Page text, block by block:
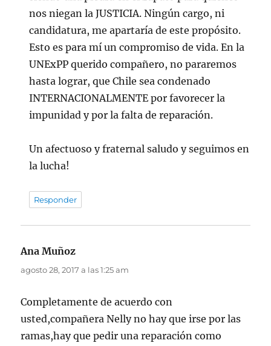
nos niegan la JUSTICIA. Ningún cargo, ni
candidatura, me apartaría de este propósito.
Esto es para mí un compromiso de vida. En la
UNExPP querido compañero, no pararemos
hasta lograr, que Chile sea condenado
INTERNACIONALMENTE por favorecer la
impunidad y por la falta de reparación.
Un afectuoso y fraternal saludo y seguimos en
la lucha!
Responder
Ana Muñoz
agosto 28, 2017 a las 1:25 am
Completamente de acuerdo con
usted,compañera Nelly no hay que irse por las
ramas,hay que pedir una reparación como